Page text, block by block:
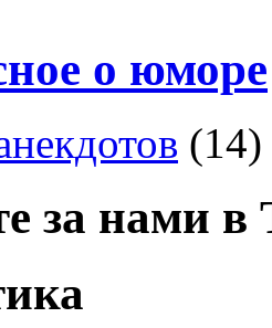
о юморе
(14)
за нами